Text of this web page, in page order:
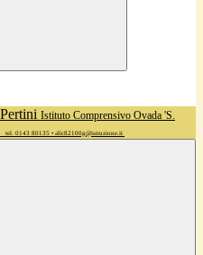
Istituto Comprensivo Ovada 'S.
tel. 0143 80135 • alic82100g@istruzione.it